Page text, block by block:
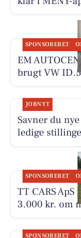
SPONSORERET
EM
brugt VW
JOBNYT
Savner du
ledige
SPONSORERET
TT CARS
3.000 kr. om
SPONSORERET